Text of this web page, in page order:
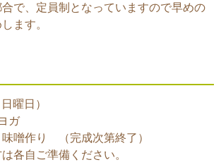
で、定員制となっていますので早めの
ます。
曜日）
ガ
作り （完成次第終了）
各自ご準備ください。